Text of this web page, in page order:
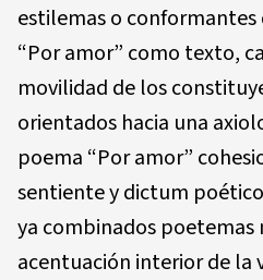
estilemas o
“Por amor” como texto,
movilidad de los
orientados hacia una
poema “Por amor”
sentiente y dictum
ya combinados
acentuación interior de la